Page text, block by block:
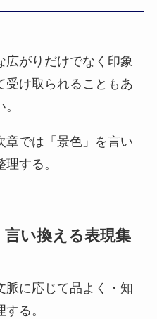
がりだけでなく印象
受け取られることもあ
章では「景色」を言い
する。
言い換える表現集
脈に応じて品よく・知
る。